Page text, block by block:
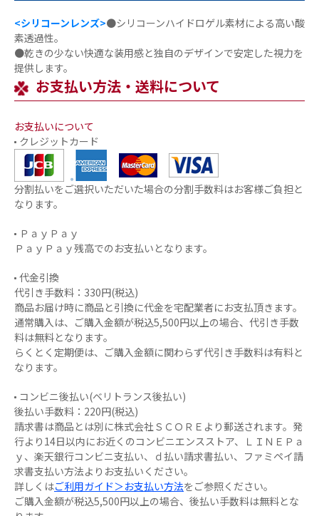
<シリコーンレンズ>●シリコーンハイドロゲル素材による高い酸
素透過性。
●乾きの少ない快適な装用感と独自のデザインで安定した視力を
提供します。
お支払い方法・送料について
お支払いについて
クレジットカード
分割払いをご選択いただいた場合の分割手数料はお客様ご負担と
なります。
ＰａｙＰａｙ
ＰａｙＰａｙ残高でのお支払いとなります。
代金引換
代引き手数料：330円(税込)
商品お届け時に商品と引換に代金を宅配業者にお支払頂きます。
通常購入は、ご購入金額が税込5,500円以上の場合、代引き手数
料は無料となります。
らくとく定期便は、ご購入金額に関わらず代引き手数料は有料と
なります。
コンビニ後払い(ベリトランス後払い)
後払い手数料：220円(税込)
請求書は商品とは別に株式会社ＳＣＯＲＥより郵送されます。発
行より14日以内にお近くのコンビニエンスストア、ＬＩＮＥＰａ
ｙ、楽天銀行コンビニ支払い、ｄ払い請求書払い、ファミペイ請
求書支払い方法よりお支払いください。
詳しくはご利用ガイド＞お支払い方法をご参照ください。
ご購入金額が税込5,500円以上の場合、後払い手数料は無料とな